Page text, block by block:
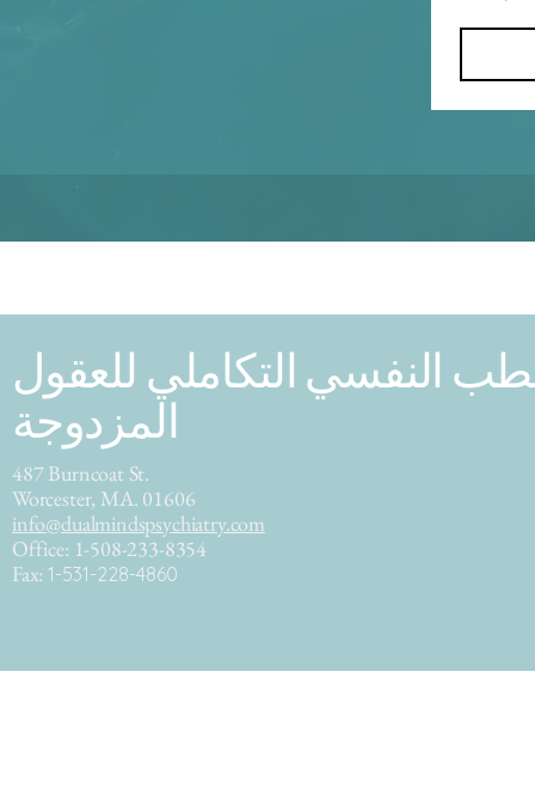
النفسي التكاملي للعقول
المزدوجة
487 Burncoat St.
Worcester, MA. 01606
info@dualmindspsychiatry.com
Office: 1-508-233-8354
Fax:1-531-228-4860